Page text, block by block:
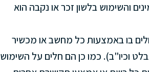
והשימוש בלשון זכר או נקבה הוא
בו באמצעות כל מחשב או מכשיר
וכיו"ב). כמו כן הם חלים על השימוש